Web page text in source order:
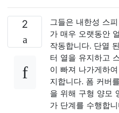
2
그들은 내한성 스
가 매우 오랫동안
작동합니다. 단열
터 열을 유지하고
이 빠져 나가게하
지합니다. 폼 커버
을 위해 구형 양모
가 단계를 수행합